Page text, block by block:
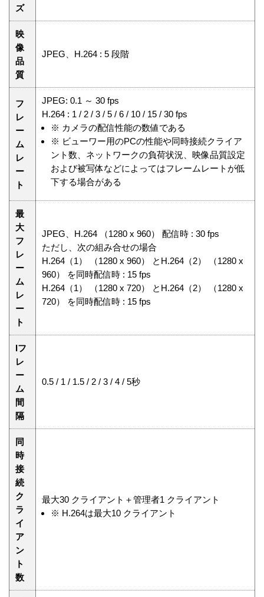
ズ
映
像
品
質
JPEG、H.264 : 5 段階
フ
レ
ー
ム
レ
ー
ト
JPEG: 0.1 ～ 30 fps
H.264 : 1 / 2 / 3 / 5 / 6 / 10 / 15 / 30 fps
※ カメラの配信性能の数値である
※ ビューワー用のPCの性能や同時接続クライア
ント数、ネットワークの負荷状況、映像品質設定
および被写体などによってはフレームレートが低
下する場合がある
最
大
フ
レ
ー
ム
レ
ー
ト
JPEG、H.264 （1280 x 960） 配信時 : 30 fps
ただし、次の組み合せの場合
H.264（1） （1280 x 960） とH.264（2） （1280 x
960） を同時配信時 : 15 fps
H.264（1） （1280 x 720） とH.264（2） （1280 x
720） を同時配信時 : 15 fps
Iフ
レ
ー
ム
間
隔
0.5 / 1 / 1.5 / 2 / 3 / 4 / 5秒
同
時
接
続
ク
ラ
イ
ア
ン
ト
数
最大30 クライアント＋管理者1 クライアント
※ H.264は最大10 クライアント